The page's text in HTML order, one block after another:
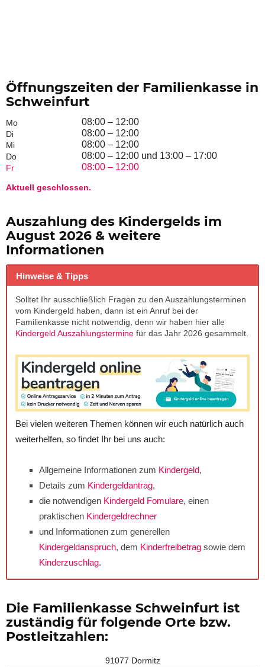
Öffnungszeiten der Familienkasse in
Schweinfurt
Mo 08:00 – 12:00
Di 08:00 – 12:00
Mi 08:00 – 12:00
Do 08:00 – 12:00 und 13:00 – 17:00
Fr 08:00 – 12:00
Aktuell geschlossen.
Auszahlung des Kindergelds im
August 2026 & weitere
Informationen
Hinweise & Tipps
Solltet Ihr ausschließlich Fragen zu den Auszahlungsterminen
vom Kindergeld haben, dann ist ein Anruf bei der
Familienkasse nicht notwendig, denn wir haben hier alle
Kindergeld Auszahlungstermine für das Jahr 2026 gesammelt.
Bei vielen weiteren Themen können wir euch natürlich auch
weiterhelfen, so findet Ihr bei uns auch:
Allgemeine Informationen zum Kindergeld,
Details zum Kindergeldantrag,
die notwendigen Kindergeld Fomulare, einen
praktischen Kindergeldrechner
und Informationen zum generellen
Kindergeldanspruch, dem Kinderfreibetrag sowie dem
Kinderzuschlag.
Die Familienkasse Schweinfurt ist
zuständig für folgende Orte bzw.
Postleitzahlen:
91077 Dormitz